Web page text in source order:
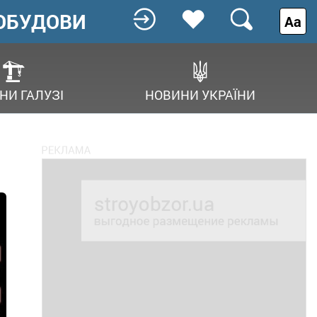
ГАЛУЗІ НОВИНИ УКРАЇНИ
Аа